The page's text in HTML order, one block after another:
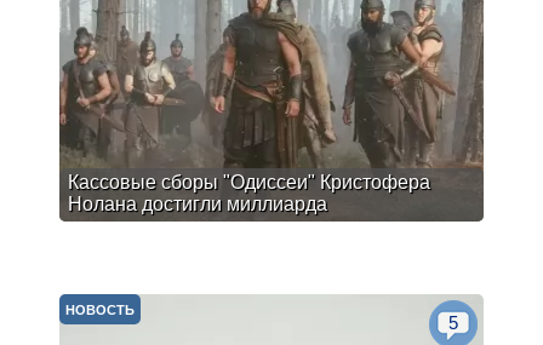
Кассовые сборы "Одиссеи" Кристофера
Нолана достигли миллиарда
НОВОСТЬ
5